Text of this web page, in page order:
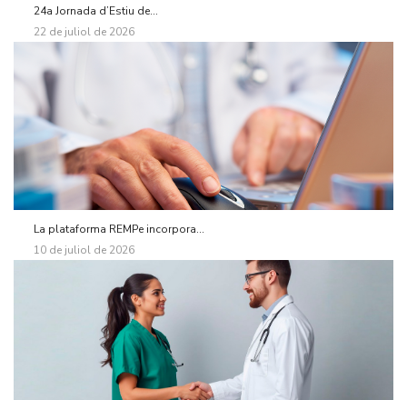
24a Jornada d’Estiu de...
22 de juliol de 2026
La plataforma REMPe incorpora...
10 de juliol de 2026